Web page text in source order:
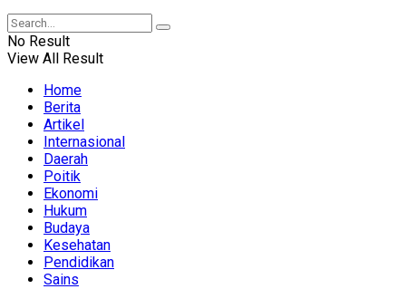
No Result
View All Result
Home
Berita
Artikel
Internasional
Daerah
Poitik
Ekonomi
Hukum
Budaya
Kesehatan
Pendidikan
Sains